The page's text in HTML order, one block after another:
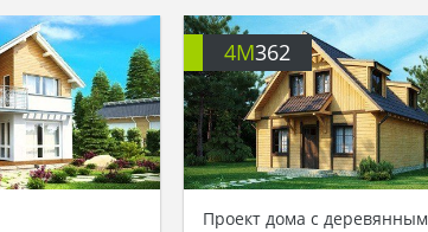
4M362
Проект дома с деревянным